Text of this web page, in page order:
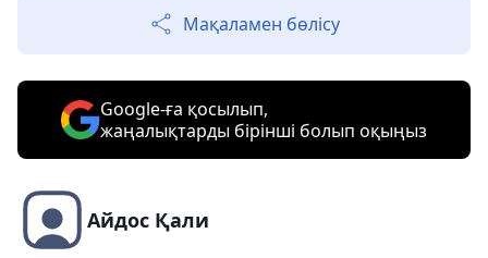
Мақаламен бөлісу
Google-ға қосылып,
жаңалықтарды бірінші болып оқыңыз
Айдос Қали